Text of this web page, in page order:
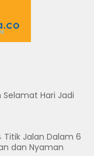
Selamat Hari Jadi
Titik Jalan Dalam 6
dan Nyaman